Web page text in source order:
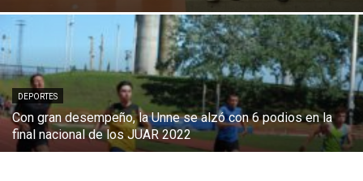
DEPORTES
Con gran desempeño, la Unne se alzó con 6 podios en la
final nacional de los JUAR 2022